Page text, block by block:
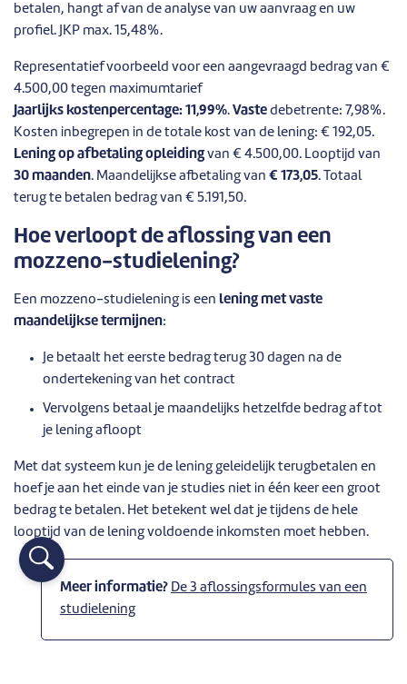
betalen, hangt af van de analyse van uw aanvraag en uw
profiel. JKP max. 15,48%.
Representatief voorbeeld voor een aangevraagd bedrag van €
4.500,00 tegen maximumtarief
Jaarlijks kostenpercentage: 11,99%. Vaste debetrente: 7,98%.
Kosten inbegrepen in de totale kost van de lening: € 192,05.
Lening op afbetaling opleidingvan € 4.500,00. Looptijd van
30 maanden. Maandelijkse afbetaling van € 173,05. Totaal
terug te betalen bedrag van € 5.191,50.
Hoe verloopt de aflossing van een
mozzeno-studielening?
Een mozzeno-studielening is een lening met vaste
maandelijkse termijnen:
Je betaalt het eerste bedrag terug 30 dagen na de
ondertekening van het contract
Vervolgens betaal je maandelijks hetzelfde bedrag af tot
je lening afloopt
Met dat systeem kun je de lening geleidelijk terugbetalen en
hoef je aan het einde van je studies niet in één keer een groot
bedrag te betalen. Het betekent wel dat je tijdens de hele
looptijd van de lening voldoende inkomsten moet hebben.
Meer informatie? De 3 aflossingsformules van een
studielening